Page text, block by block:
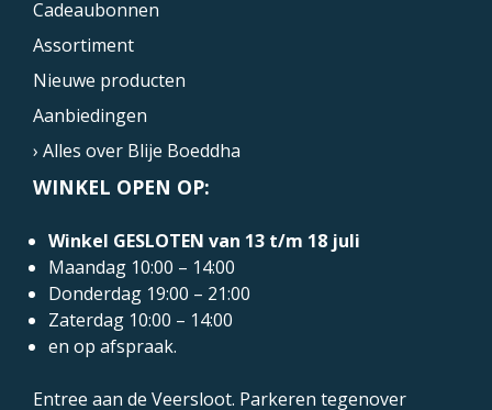
Cadeaubonnen
Assortiment
Nieuwe producten
Aanbiedingen
› Alles over Blije Boeddha
WINKEL OPEN OP:
Winkel GESLOTEN van 13 t/m 18 juli
Maandag 10:00 – 14:00
Donderdag 19:00 – 21:00
Zaterdag 10:00 – 14:00
en op afspraak.
Entree aan de Veersloot. Parkeren tegenover